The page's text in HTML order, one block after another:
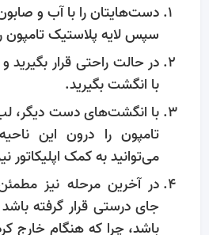
دست‌هایتان را با آب و
سپس لایه پلاستیک تامپون
در حالت راحتی قرار
با انگشت بگیرید.
با انگشت‌های دست دیگر،
تامپون را درون این
می‌توانید به کمک اپلیکاتور
در آخرین مرحله نیز
جای درستی قرار گرفته
باشد، چرا که هنگام خارج